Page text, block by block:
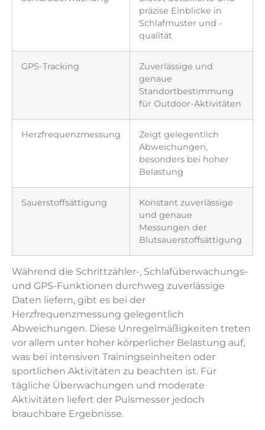
präzise Einblicke in
Schlafmuster und -
qualität
GPS-Tracking
Zuverlässige und
genaue
Standortbestimmung
für Outdoor-Aktivitäten
Herzfrequenzmessung
Zeigt gelegentlich
Abweichungen,
besonders bei hoher
Belastung
Sauerstoffsättigung
Konstant zuverlässige
und genaue
Messungen der
Blutsauerstoffsättigung
Während die Schrittzähler-, Schlafüberwachungs-
und GPS-Funktionen durchweg zuverlässige
Daten liefern, gibt es bei der
Herzfrequenzmessung gelegentlich
Abweichungen. Diese Unregelmäßigkeiten treten
vor allem unter hoher körperlicher Belastung auf,
was bei intensiven Trainingseinheiten oder
sportlichen Aktivitäten zu beachten ist. Für
tägliche Überwachungen und moderate
Aktivitäten liefert der Pulsmesser jedoch
brauchbare Ergebnisse.